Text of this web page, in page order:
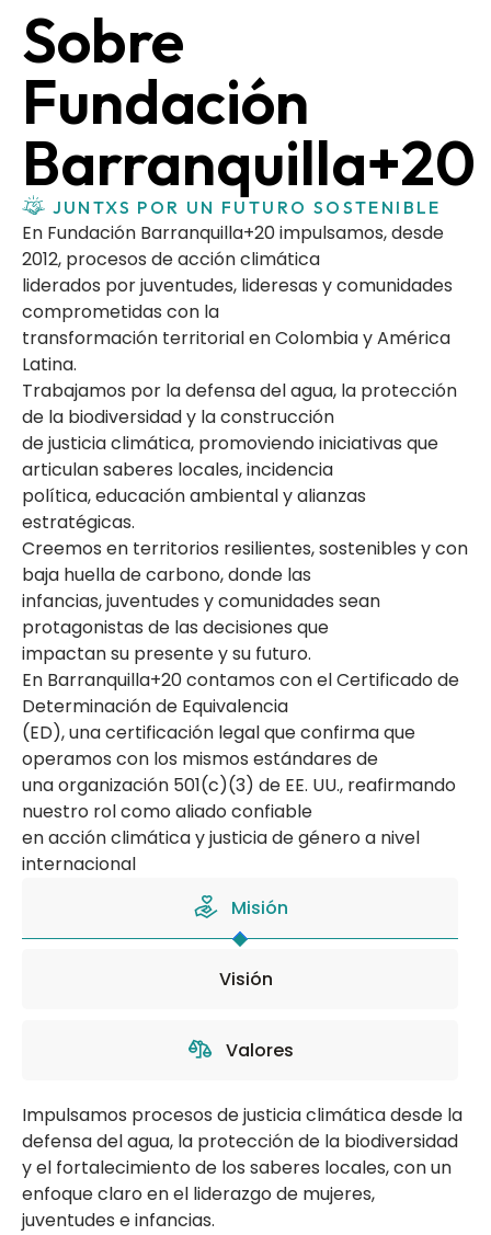
Sobre
Fundación
Barranquilla+20
JUNTXS POR UN FUTURO SOSTENIBLE
En Fundación Barranquilla+20 impulsamos, desde
2012, procesos de acción climática
liderados por juventudes, lideresas y comunidades
comprometidas con la
transformación territorial en Colombia y América
Latina.
Trabajamos por la defensa del agua, la protección
de la biodiversidad y la construcción
de justicia climática, promoviendo iniciativas que
articulan saberes locales, incidencia
política, educación ambiental y alianzas
estratégicas.
Creemos en territorios resilientes, sostenibles y con
baja huella de carbono, donde las
infancias, juventudes y comunidades sean
protagonistas de las decisiones que
impactan su presente y su futuro.
En Barranquilla+20 contamos con el Certificado de
Determinación de Equivalencia
(ED), una certificación legal que confirma que
operamos con los mismos estándares de
una organización 501(c)(3) de EE. UU., reafirmando
nuestro rol como aliado confiable
en acción climática y justicia de género a nivel
internacional
Misión
Visión
Valores
Impulsamos procesos de justicia climática desde la
defensa del agua, la protección de la biodiversidad
y el fortalecimiento de los saberes locales, con un
enfoque claro en el liderazgo de mujeres,
juventudes e infancias.